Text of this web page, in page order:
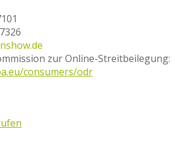
zur Online-Streitbeilegung:
consumers/odr